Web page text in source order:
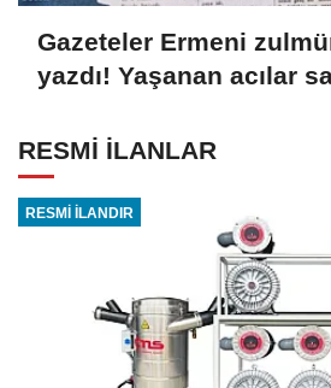
Gazeteler Ermeni
yazdı! Yaşanan acılar
RESMİ İLANLAR
RESMİ İLANDIR